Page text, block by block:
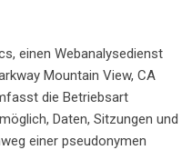
einen Webanalysedienst
Mountain View, CA
die Betriebsart
Daten, Sitzungen und
einer pseudonymen